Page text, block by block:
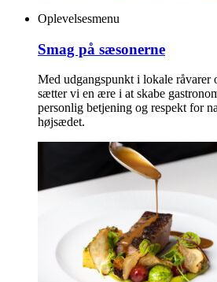
Oplevelsesmenu
Smag på sæsonerne
Med udgangspunkt i lokale råvarer
sætter vi en ære i at skabe
personlig betjening og respekt for
højsædet.